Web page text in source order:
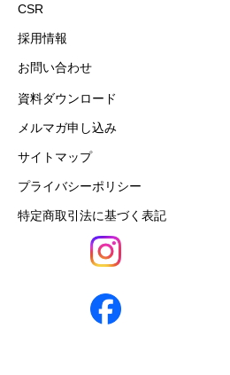
CSR
採用情報
お問い合わせ
資料ダウンロード
メルマガ申し込み
サイトマップ
プライバシーポリシー
特定商取引法に基づく表記